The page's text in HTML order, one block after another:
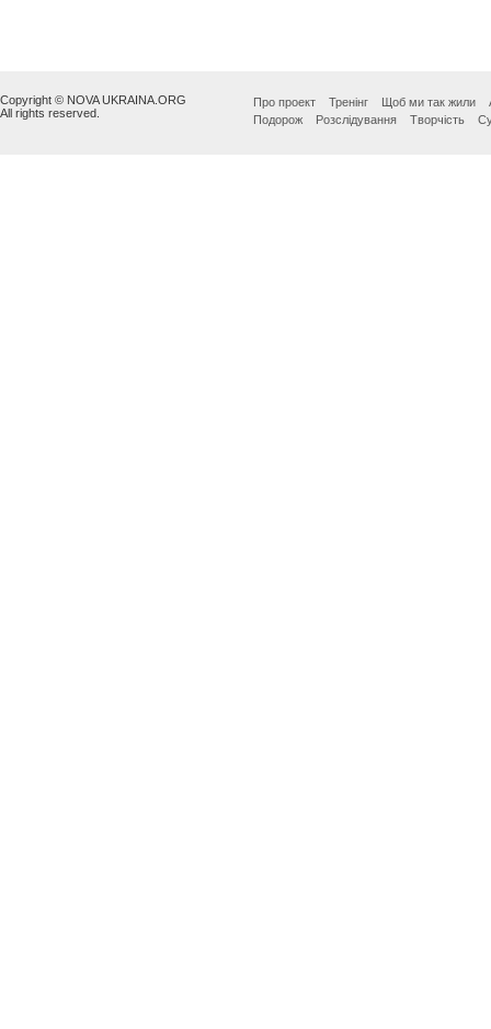
Copyright © NOVA UKRAINA.ORG
All rights reserved.
Про проект Тренінг Щоб ми так жили
Подорож
Розслідування Творчість